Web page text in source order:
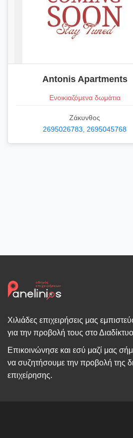
Antonis Apartments
Ενοικιαζόμενα δωμάτια
Ζάκυνθος
2695026783, 2695045768
Χιλιάδες επιχειρήσεις μας
για την προβολή τους στο
Επικοινώνησε και εσύ μαζί μας
να συζητήσουμε την προβολή της
επιχείρησης.